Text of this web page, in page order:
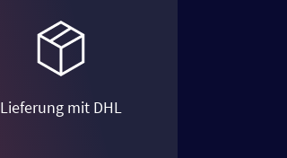
Lieferung mit DHL